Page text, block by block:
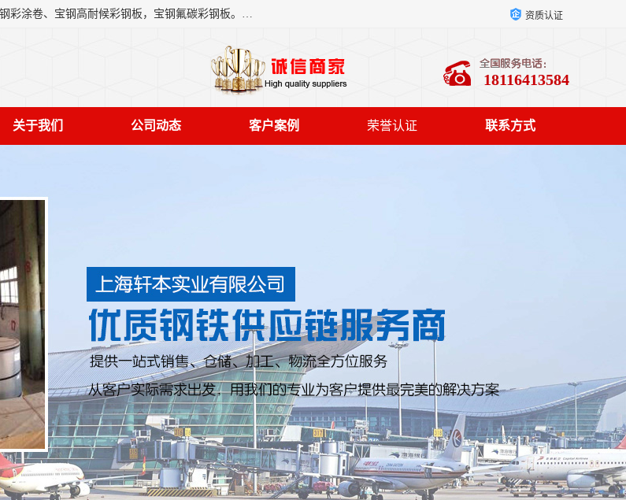
上海轩本实业有限公司主营产品：宝钢彩钢板、宝钢彩钢卷、宝钢彩涂板、宝钢彩涂卷、宝钢高耐候彩钢板，宝钢氟碳彩钢板。是一家集钢铁贸易，物流、加工为一体的产业全配套公司。 资质认证
18116413584
关于我们 公司动态 客户案例 荣誉认证 联系方式